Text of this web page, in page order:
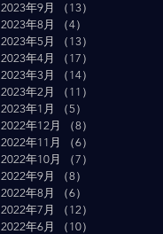
2023年9月 （13）
2023年8月
（4）
2023年5月
（13）
2023年4月
（17）
2023年3月
（14）
2023年2月
（11）
2023年1月
（5）
2022年12月
（8）
2022年11月
（6）
2022年10月
（7）
2022年9月
（8）
2022年8月
（6）
2022年7月
（12）
2022年6月
（10）